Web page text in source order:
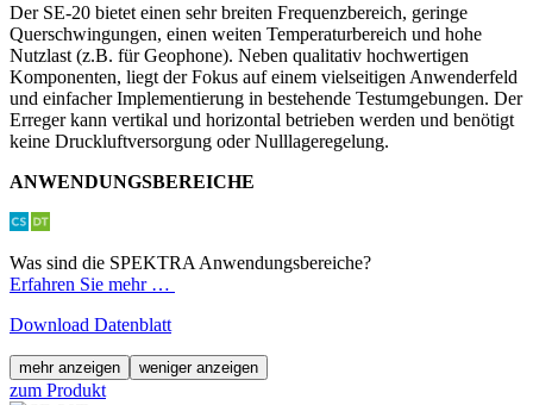
Der SE-20 bietet einen sehr breiten Frequenzbereich, geringe
Querschwingungen, einen weiten Temperaturbereich und hohe
Nutzlast (z.B. für Geophone). Neben qualitativ hochwertigen
Komponenten, liegt der Fokus auf einem vielseitigen Anwenderfeld
und einfacher Implementierung in bestehende Testumgebungen. Der
Erreger kann vertikal und horizontal betrieben werden und benötigt
keine Druckluftversorgung oder Nulllageregelung.
ANWENDUNGSBEREICHE
Was sind die SPEKTRA Anwendungsbereiche?
Erfahren Sie mehr …
Download Datenblatt
mehr anzeigen weniger anzeigen
zum Produkt